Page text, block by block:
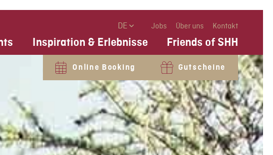
DE Jobs Über uns Kontakt
Inspiration & Erlebnisse Friends of SHH
Online Booking Gutscheine